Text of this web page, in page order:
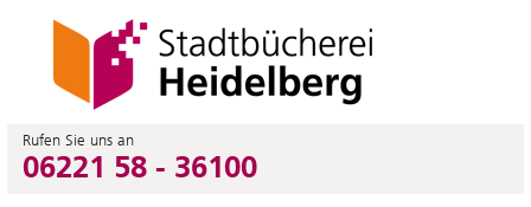
Rufen Sie uns an
06221 58 - 36100